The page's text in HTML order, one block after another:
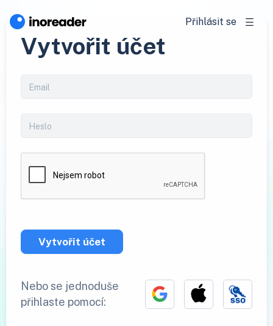
Přihlásit se
Vytvořit účet
Vytvořit účet
Nebo se jednoduše
přihlaste pomocí: